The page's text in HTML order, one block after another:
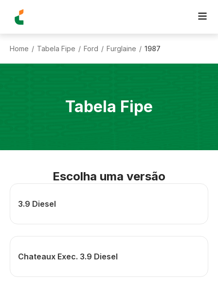
Home / Tabela Fipe / Ford / Furglaine / 1987
Tabela Fipe
Escolha uma versão
3.9 Diesel
Chateaux Exec. 3.9 Diesel